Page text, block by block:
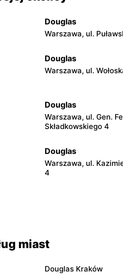
Douglas
Warszawa, ul.
Douglas
Warszawa, ul.
Douglas
Warszawa, ul. Gen.
Składkowskiego 4
Douglas
Warszawa, ul.
4
Siedlce, ul. Józefa
28
Ostrołęka, ul. Gen.
miast
Douglas Kraków